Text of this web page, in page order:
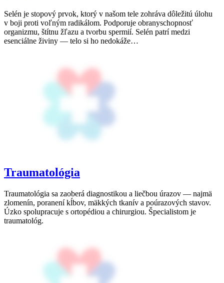
Selén je stopový prvok, ktorý v našom tele zohráva dôležitú úlohu
v boji proti voľným radikálom. Podporuje obranyschopnosť
organizmu, štítnu žľazu a tvorbu spermií. Selén patrí medzi
esenciálne živiny — telo si ho nedokáže…
Traumatológia
Traumatológia sa zaoberá diagnostikou a liečbou úrazov — najmä
zlomenín, poranení kĺbov, mäkkých tkanív a poúrazových stavov.
Úzko spolupracuje s ortopédiou a chirurgiou. Špecialistom je
traumatológ.